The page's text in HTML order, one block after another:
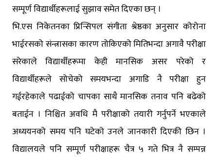
सम्पूर्ण विद्यार्थीहरूलाई सुझाव समेत दिएका छन् ।
भि.एस निकेतनका प्रिन्सिपल संगीता श्रेष्ठका अनुसार कोरोना
भाईरसको संन्त्रासका कारण तोकिएको मितिभन्दा अगावै परीक्षा
सरेकाले विद्यार्थीहरूमा केही मानसिक असर परेको र
विद्यार्थीहरूले सोचेको समयभन्दा अगाडि नै परीक्षा हुन
गईरहेकाले पढाईको चापका साथै मानसिक तनाव पनि बढेको
बताईन । निश्चित अवधि मै परीक्षाको तयारी गर्नुपर्ने भएकाले
अध्ययनको समय पनि घटेको उनले जानकारी दिएकी छिन ।
विद्यालयले पनि सम्पूर्ण परीक्षाहरू चैत्र ५ गते भित्र नै सम्पन्न